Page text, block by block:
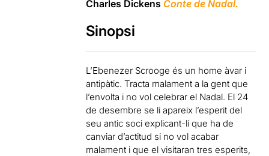
Charles Dickens Conte de Nadal.
Sinopsi
L’Ebenezer Scrooge és un home àvar i
antipàtic. Tracta malament a la gent que
l’envolta i no vol celebrar el Nadal. El 24
de desembre se li apareix l’esperit del
seu antic soci explicant-li que ha de
canviar d’actitud si no vol acabar
malament i que el visitaran tres esperits,